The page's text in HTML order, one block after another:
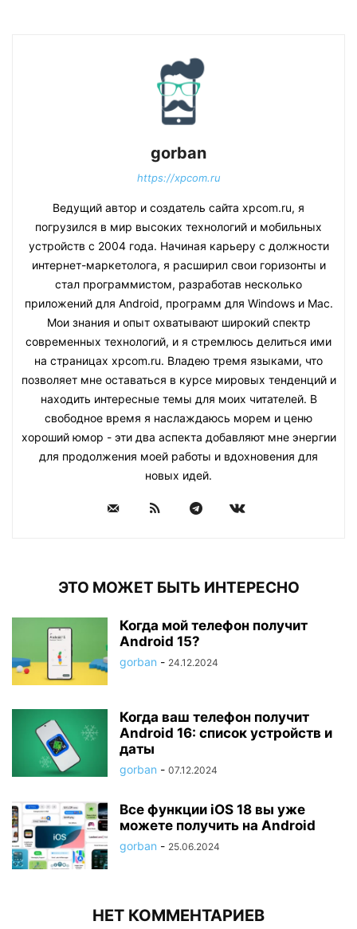
gorban
https://xpcom.ru
Ведущий автор и создатель сайта xpcom.ru, я
погрузился в мир высоких технологий и мобильных
устройств с 2004 года. Начиная карьеру с должности
интернет-маркетолога, я расширил свои горизонты и
стал программистом, разработав несколько
приложений для Android, программ для Windows и Mac.
Мои знания и опыт охватывают широкий спектр
современных технологий, и я стремлюсь делиться ими
на страницах xpcom.ru. Владею тремя языками, что
позволяет мне оставаться в курсе мировых тенденций и
находить интересные темы для моих читателей. В
свободное время я наслаждаюсь морем и ценю
хороший юмор - эти два аспекта добавляют мне энергии
для продолжения моей работы и вдохновения для
новых идей.
ЭТО МОЖЕТ БЫТЬ ИНТЕРЕСНО
Когда мой телефон получит
Android 15?
gorban - 24.12.2024
Когда ваш телефон получит
Android 16: список устройств и
даты
gorban - 07.12.2024
Все функции iOS 18 вы уже
можете получить на Android
gorban - 25.06.2024
НЕТ КОММЕНТАРИЕВ